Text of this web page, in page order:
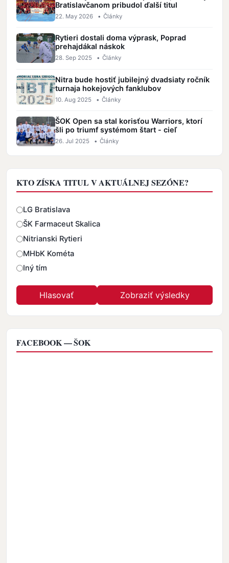
Bratislavčanom pribudol ďalší titul
22. May 2026 • Články
Rytieri dostali doma výprask, Poprad
prehajdákal náskok
28. Sep 2025 • Články
Nitra bude hostiť jubilejný dvadsiaty ročník
turnaja hokejových fanklubov
10. Aug 2025 • Články
ŠOK Open sa stal korisťou Warriors, ktorí
šli po triumf systémom štart - cieľ
26. Jul 2025 • Články
KTO ZÍSKA TITUL V AKTUÁLNEJ SEZÓNE?
Odpovede
LG Bratislava
ŠK Farmaceut Skalica
Nitrianski Rytieri
MHbK Kométa
Iný tím
FACEBOOK — ŠOK